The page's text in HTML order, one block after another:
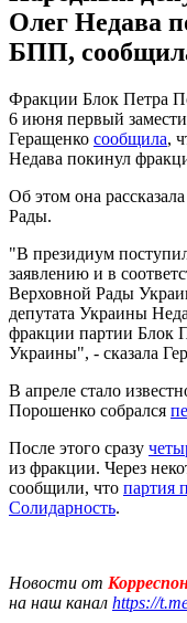
Олег Недава
БПП,
Фракции Блок Петра
6 июня первый
Геращенко сообщила,
Недава покинул
Об этом она
Рады.
"В президиум
заявлению и в
Верховной Рады
депутата Украины
фракции партии Блок
Украины", - сказала
В апреле стало
Порошенко собрался
После этого сразу
из фракции. Через
сообщили, что партия
Солидарность.
Новости от
на наш канал https://